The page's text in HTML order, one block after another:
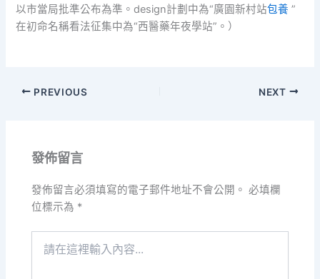
以市當局批準公布為準。design計劃中為“廣園新村站包養 ”
在初命名稱看法征集中為“西醫藥年夜學站”。）
PREVIOUS NEXT
發佈留言
發佈留言必須填寫的電子郵件地址不會公開。 必填欄
位標示為 *